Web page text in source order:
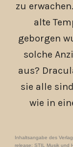
zu
alte
geborgen
solche
aus?
sie alle
wie in
Inhaltsangabe des
release; STIL Musik und